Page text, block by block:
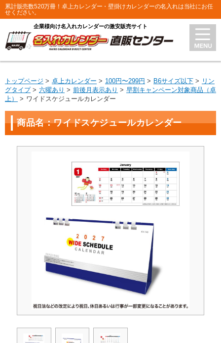
累計販売数520万冊！卓上カレンダー・壁掛けカレンダーの名入れは当社にお任
せください。
企業様向け名入れカレンダーの激安販売サイト
トップページ 卓上カレンダー 100円〜299円 B6サイズ以下
リン
グタイプ
六曜あり 前後月表示あり
早割キャンペーン対象商品（卓
上）
ワイドスケジュールカレンダー
商品名：ワイドスケジュールカレンダー